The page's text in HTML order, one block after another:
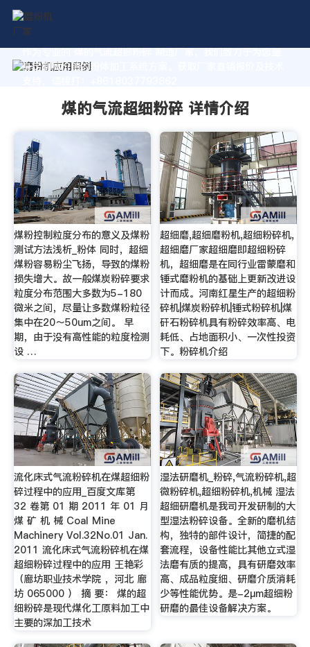
作为专业的 煤的气流超细粉碎 制造厂家，我们致力于为您量
身定制高价值的粉体加工系统方案。获取厂家直销报价及技术
煤的气流超细粉碎 详情介绍
煤粉控制粒度分布的意义及煤粉
测试方法浅析_粉体 同时，超细
煤粉容易粉尘飞扬，导致的煤粉
损失增大。故一般煤炭粉碎要求
粒度分布范围大多数为5-180
微米之间，尽量让多数煤粉粒径
集中在20～50um之间。 早
期，由于没有高性能的粒度检测
设 …
超细磨,超细磨粉机,超细粉碎机,
超细磨厂家超细磨即超细粉碎
机，超细磨是在同行业雷蒙磨和
锤式磨粉机的基础上更新改进设
计而成。河南红星生产的超细粉
碎机|煤炭粉碎机|锤式粉碎机|煤
矸石粉碎机具有粉碎效率高、电
耗低、占地面积小、一次性投资
下。粉碎机介绍
流化床式气流粉碎机在煤超细粉
碎过程中的应用_百度文库第
32 卷第 01 期 2011 年 01 月
煤 矿 机 械 Coal Mine
Machinery Vol.32No.01 Jan.
2011 流化床式气流粉碎机在煤
超细粉碎过程中的应用 王艳彩
（廊坊职业技术学院 ，河北 廊
坊 065000 ） 摘 要： 煤的超
细粉碎是现代煤化工原料加工中
主要的深加工技术
湿法研磨机_粉碎,气流粉碎机,超
微粉碎机,超细粉碎机,机械 湿法
超细研磨机是我司开发研制的大
型湿法粉碎设备。全新的磨机结
构，独特的部件设计，简捷的配
套流程，设备性能比其他立式湿
法磨有质的提高，具有研磨效率
高、成品粒度细、研磨介质消耗
少等性能优势。是-2μm超细粉
研磨的最佳设备解决方案。